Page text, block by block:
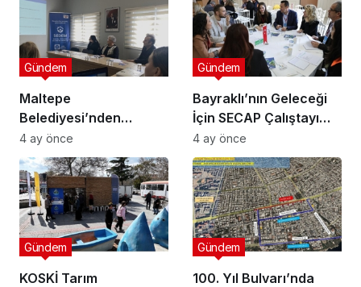
Maltepe
Belediyesi’nden
Muhtarlara Toplumsal
Cinsiyet Eşitliği
Semineri
Gündem
4 ay önce
Bayraklı’nın Geleceği
İçin SECAP Çalıştayı
Düzenlendi
Gündem
4 ay önce
KOSKİ Tarım
Gündem
100. Yıl Bulvarı’nda
Gündem